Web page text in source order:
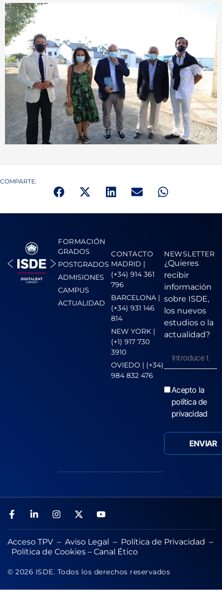
COMPARTE:
FORMACIÓN
GRADOS
POSTGRADOS
ADMISIONES
CAMPUS
ACTUALIDAD
CONTACTO
MADRID |
(+34) 914 361
796
BARCELONA |
(+34) 931 146
814
NEW YORK |
(+1) 917 730
3910
OVIEDO | (+34)
984 832 476
NEWSLETTER
¿Quieres
recibir
información
sobre ISDE,
los nuevos
estudios o la
actualidad?
Acepto la
política de
privacidad
Acceso TPV – Aviso Legal – Política de Privacidad –
Política de Cookies – Canal Ético
© 2026 ISDE. Todos los derechos reservados